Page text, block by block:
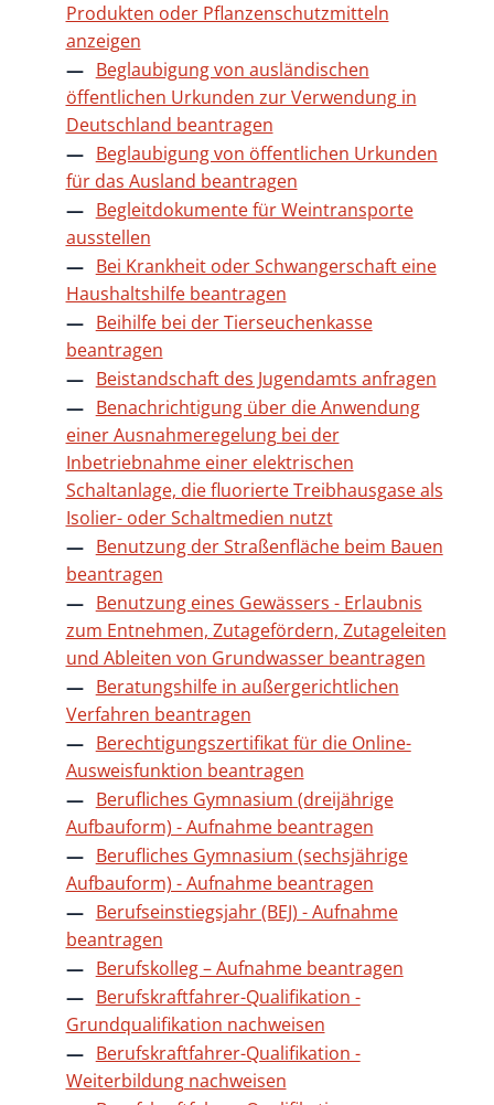
Produkten oder Pflanzenschutzmitteln
anzeigen
Beglaubigung von ausländischen
öffentlichen Urkunden zur Verwendung in
Deutschland beantragen
Beglaubigung von öffentlichen Urkunden
für das Ausland beantragen
Begleitdokumente für Weintransporte
ausstellen
Bei Krankheit oder Schwangerschaft eine
Haushaltshilfe beantragen
Beihilfe bei der Tierseuchenkasse
beantragen
Beistandschaft des Jugendamts anfragen
Benachrichtigung über die Anwendung
einer Ausnahmeregelung bei der
Inbetriebnahme einer elektrischen
Schaltanlage, die fluorierte Treibhausgase als
Isolier- oder Schaltmedien nutzt
Benutzung der Straßenfläche beim Bauen
beantragen
Benutzung eines Gewässers - Erlaubnis
zum Entnehmen, Zutagefördern, Zutageleiten
und Ableiten von Grundwasser beantragen
Beratungshilfe in außergerichtlichen
Verfahren beantragen
Berechtigungszertifikat für die Online-
Ausweisfunktion beantragen
Berufliches Gymnasium (dreijährige
Aufbauform) - Aufnahme beantragen
Berufliches Gymnasium (sechsjährige
Aufbauform) - Aufnahme beantragen
Berufseinstiegsjahr (BEJ) - Aufnahme
beantragen
Berufskolleg – Aufnahme beantragen
Berufskraftfahrer-Qualifikation -
Grundqualifikation nachweisen
Berufskraftfahrer-Qualifikation -
Weiterbildung nachweisen